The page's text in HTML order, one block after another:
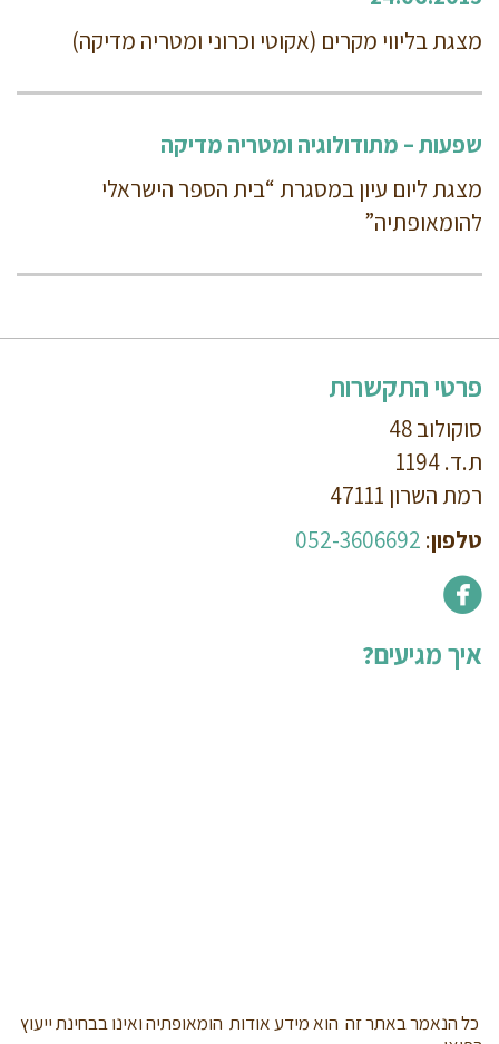
מצגת בליווי מקרים (אקוטי וכרוני ומטריה מדיקה)
שפעות – מתודולוגיה ומטריה מדיקה
מצגת ליום עיון במסגרת “בית הספר הישראלי
להומאופתיה”
פרטי התקשרות
סוקולוב 48
ת.ד. 1194
רמת השרון 47111
טלפון:
052-3606692
איך מגיעים?
כל הנאמר באתר זה הוא מידע אודות הומאופתיה ואינו בבחינת ייעוץ